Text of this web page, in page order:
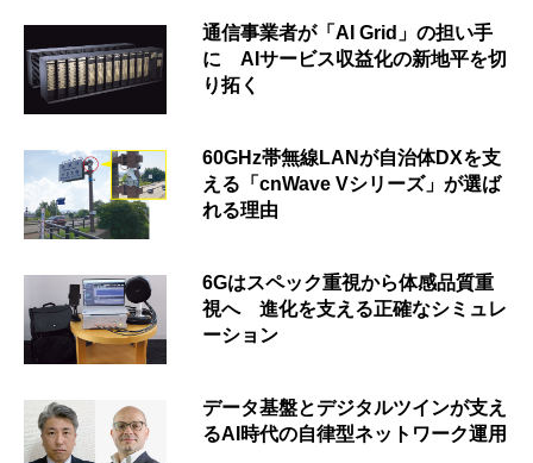
通信事業者が「AI Grid」の担い手
に AIサービス収益化の新地平を切
り拓く
60GHz帯無線LANが自治体DXを支
える「cnWave Vシリーズ」が選ば
れる理由
6Gはスペック重視から体感品質重
視へ 進化を支える正確なシミュレ
ーション
データ基盤とデジタルツインが支え
るAI時代の自律型ネットワーク運用